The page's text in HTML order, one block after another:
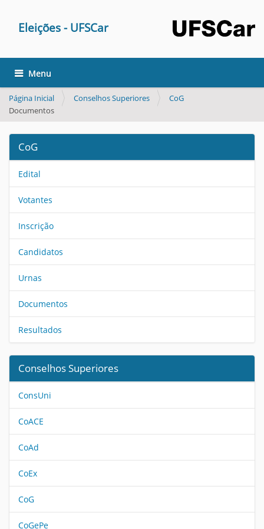
Eleições - UFSCar
Toggle navigation
Página Inicial Conselhos Superiores
CoG
Documentos
CoG
Edital
Votantes
Inscrição
Candidatos
Urnas
Documentos
Resultados
Conselhos Superiores
ConsUni
CoACE
CoAd
CoEx
CoG
CoGePe